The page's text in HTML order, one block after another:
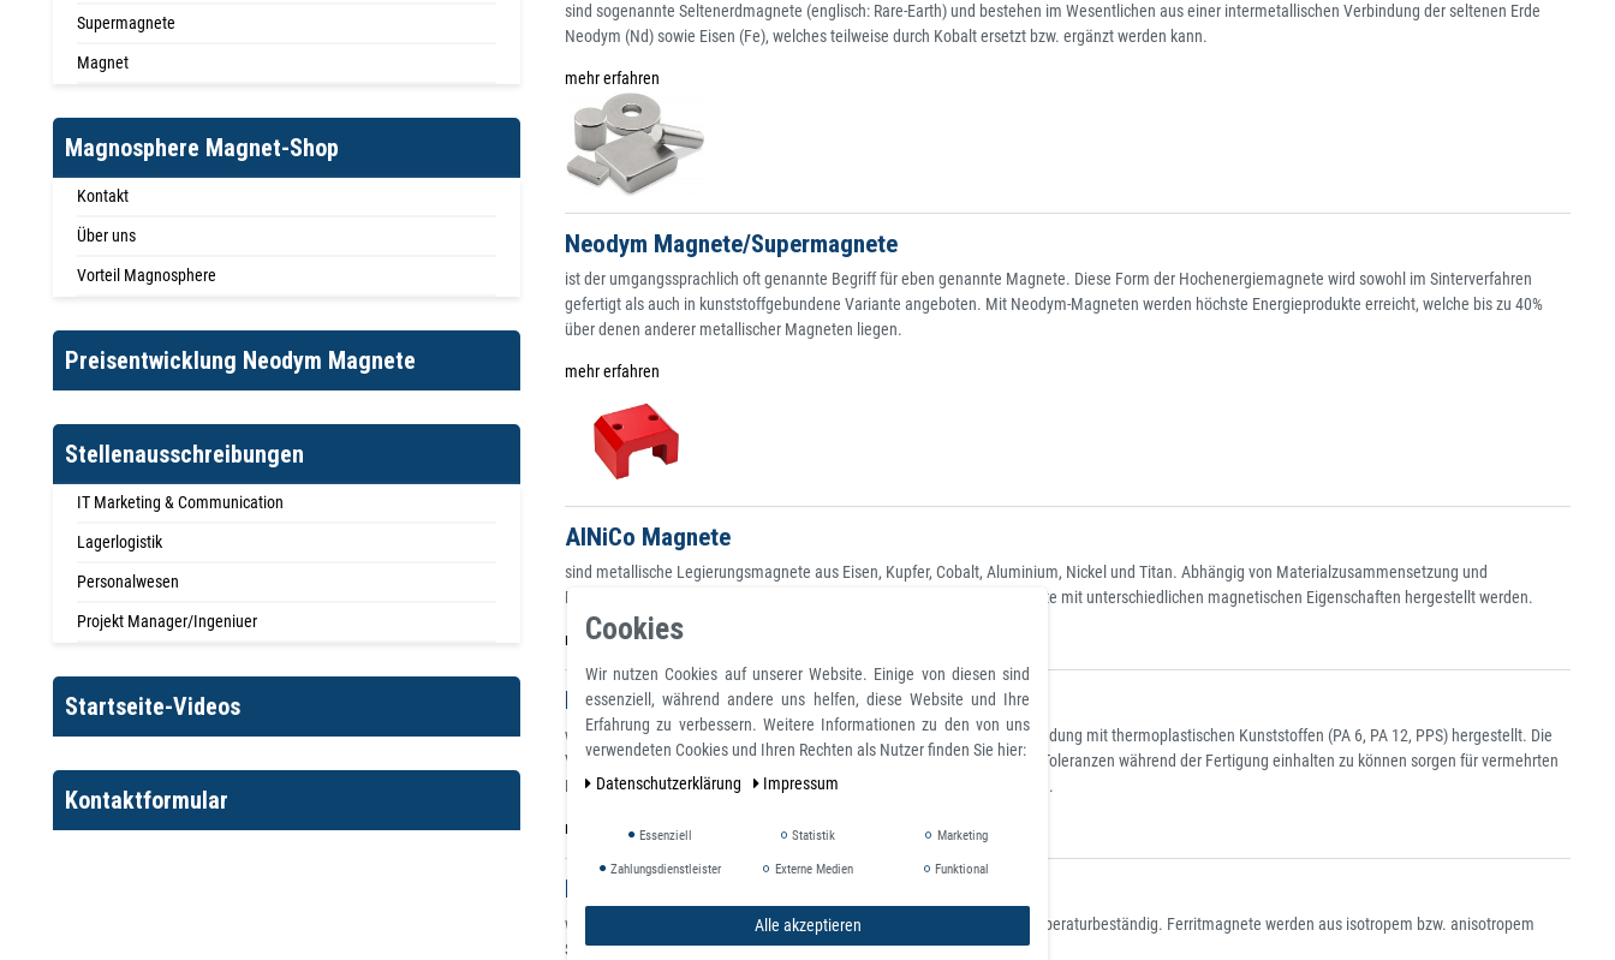
Supermagnete
Magnet
Magnosphere Magnet-Shop
Kontakt
Über uns
Vorteil Magnosphere
Preisentwicklung Neodym Magnete
Stellenausschreibungen
IT Marketing & Communication
Lagerlogistik
Personalwesen
Projekt Manager/Ingeniuer
Startseite-Videos
Kontaktformular
sind sogenannte Seltenerdmagnete (englisch: Rare-Earth) und bestehen im Wesentlichen aus einer intermetallischen Verbindung der seltenen Erde
Neodym (Nd) sowie Eisen (Fe), welches teilweise durch Kobalt ersetzt bzw. ergänzt werden kann.
mehr erfahren
Neodym Magnete/Supermagnete
ist der umgangssprachlich oft genannte Begriff für eben genannte Magnete. Diese Form der Hochenergiemagnete wird sowohl im Sinterverfahren
gefertigt als auch in kunststoffgebundene Variante angeboten. Mit Neodym-Magneten werden höchste Energieprodukte erreicht, welche bis zu 40%
über denen anderer metallischer Magneten liegen.
mehr erfahren
AINiCo Magnete
sind metallische Legierungsmagnete aus Eisen, Kupfer, Cobalt, Aluminium, Nickel und Titan. Abhängig von Materialzusammensetzung und
Fertigungsverfahren können sowohl isotrope als auch anisotrope Magnete mit unterschiedlichen magnetischen Eigenschaften hergestellt werden.
mehr erfahren
Kunststoffgebundene Magnete
werden aus verschiedenen magnetischen Ausgangsmaterialien in Verbindung mit thermoplastischen Kunststoffen (PA 6, PA 12, PPS) hergestellt. Die
Vorteile einer sehr flexiblen Formgebung und die Möglichkeit sehr enge Toleranzen während der Fertigung einhalten zu können sorgen für vermehrten
Einsatz von kunststoffgebundenen Magneten innerhalb der letzten Jahre.
mehr erfahren
Ferritmagnete
werden am weitaus häufigsten eingesetzt, sie sind preisgünstig und temperaturbeständig. Ferritmagnete werden aus isotropem bzw. anisotropem
Strontiumferrit gefertigt.
Cookies
Wir nutzen Cookies auf unserer Website. Einige von diesen sind
essenziell, während andere uns helfen, diese Website und Ihre
Erfahrung zu verbessern. Weitere Informationen zu den von uns
verwendeten Cookies und Ihren Rechten als Nutzer finden Sie hier:
Daten­schutz­erklärung
Impressum
Essenziell Statistik Marketing
Zahlungsdienstleister Externe Medien Funktional
Alle akzeptieren